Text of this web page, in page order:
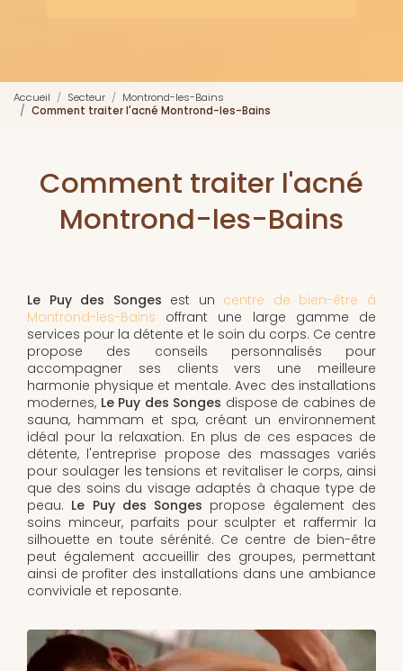
Accueil Secteur
Montrond-les-Bains
Comment traiter l'acné Montrond-les-Bains
Comment traiter l'acné
Montrond-les-Bains
Le Puy des Songes est un centre de bien-être à
Montrond-les-Bains offrant une large gamme de
services pour la détente et le soin du corps. Ce centre
propose des conseils personnalisés pour
accompagner ses clients vers une meilleure
harmonie physique et mentale. Avec des installations
modernes, Le Puy des Songes dispose de cabines de
sauna, hammam et spa, créant un environnement
idéal pour la relaxation. En plus de ces espaces de
détente, l'entreprise propose des massages variés
pour soulager les tensions et revitaliser le corps, ainsi
que des soins du visage adaptés à chaque type de
peau. Le Puy des Songes propose également des
soins minceur, parfaits pour sculpter et raffermir la
silhouette en toute sérénité. Ce centre de bien-être
peut également accueillir des groupes, permettant
ainsi de profiter des installations dans une ambiance
conviviale et reposante.